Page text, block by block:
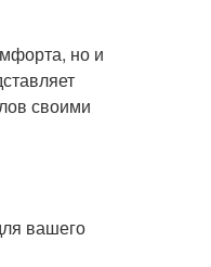
но и
своими
вашего